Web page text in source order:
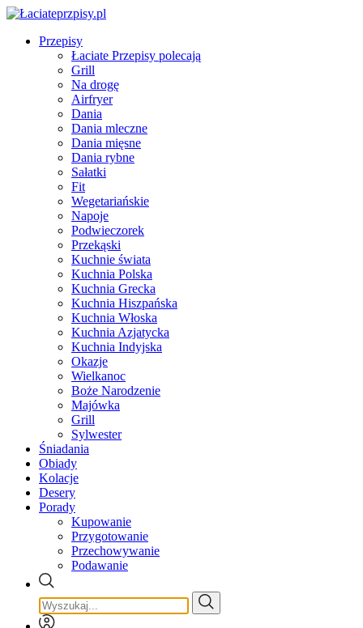
Przepisy
Łaciate Przepisy polecają
Grill
Na drogę
Airfryer
Dania
Dania mleczne
Dania mięsne
Dania rybne
Sałatki
Fit
Wegetariańskie
Napoje
Podwieczorek
Przekąski
Kuchnie świata
Kuchnia Polska
Kuchnia Grecka
Kuchnia Hiszpańska
Kuchnia Włoska
Kuchnia Azjatycka
Kuchnia Indyjska
Okazje
Wielkanoc
Boże Narodzenie
Majówka
Grill
Sylwester
Śniadania
Obiady
Kolacje
Desery
Porady
Kupowanie
Przygotowanie
Przechowywanie
Podawanie